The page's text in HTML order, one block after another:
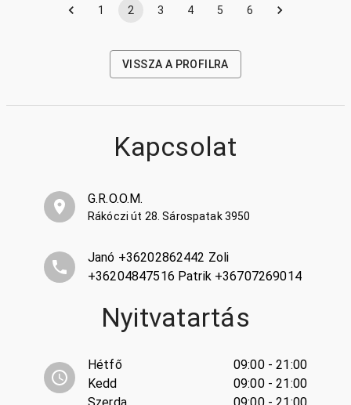
1 2 3 4 5 6
VISSZA A PROFILRA
Kapcsolat
G.R.O.O.M.
Rákóczi út 28. Sárospatak 3950
Janó +36202862442 Zoli
+36204847516 Patrik +36707269014
Nyitvatartás
Hétfő
Kedd
09:00 - 21:00
09:00 - 21:00